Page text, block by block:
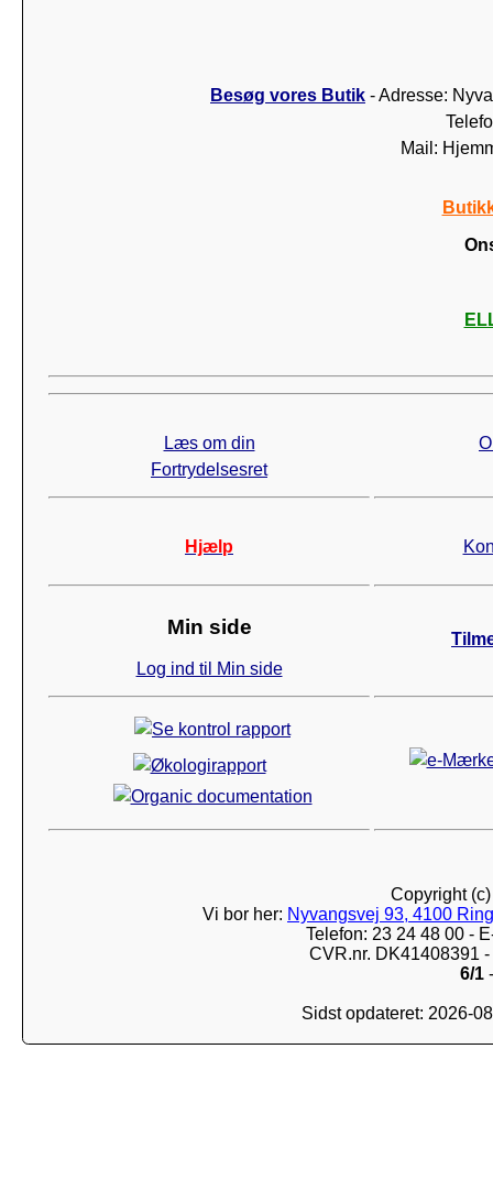
Besøg vores Butik - Adresse:
Mail:
Læs om din
Fortrydelsesret
Hjælp
Min side
Log ind til Min side
Copyright
Vi bor her: Nyvangsvej 93, 4100
Telefon: 23 24 48 00 -
CVR.nr. DK41408391
6/1
Sidst opdateret: 2026-